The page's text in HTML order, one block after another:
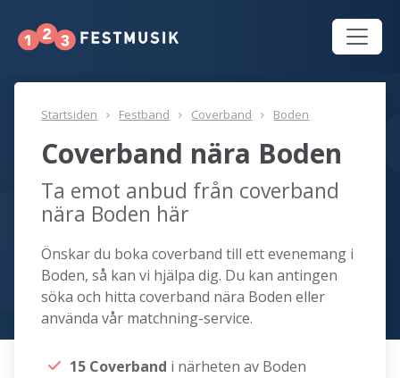
Startsiden Festband Coverband Boden
Coverband nära Boden
Ta emot anbud från coverband
nära Boden här
Önskar du boka coverband till ett evenemang i
Boden, så kan vi hjälpa dig. Du kan antingen
söka och hitta coverband nära Boden eller
använda vår matchning-service.
15 Coverband i närheten av Boden